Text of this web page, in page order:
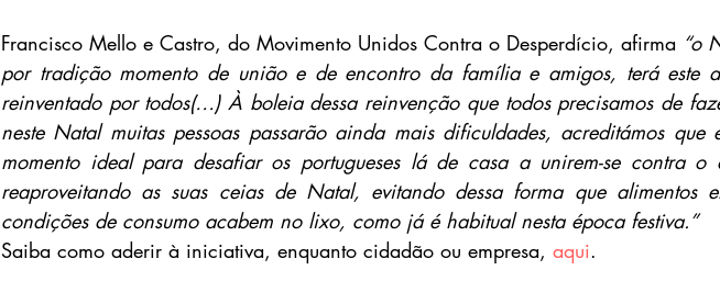
Francisco Mello e Castro, do Movimento Unidos Contra o Desperdício, afirma “o
por tradição momento de união e de encontro da família e amigos, terá este
reinventado por todos(…) À boleia dessa reinvenção que todos precisamos de
neste Natal muitas pessoas passarão ainda mais dificuldades, acreditámos que
momento ideal para desafiar os portugueses lá de casa a unirem-se contra o
reaproveitando as suas ceias de Natal, evitando dessa forma que alimentos
condições de consumo acabem no lixo, como já é habitual nesta época festiva.”
Saiba como aderir à iniciativa, enquanto cidadão ou empresa, aqui.